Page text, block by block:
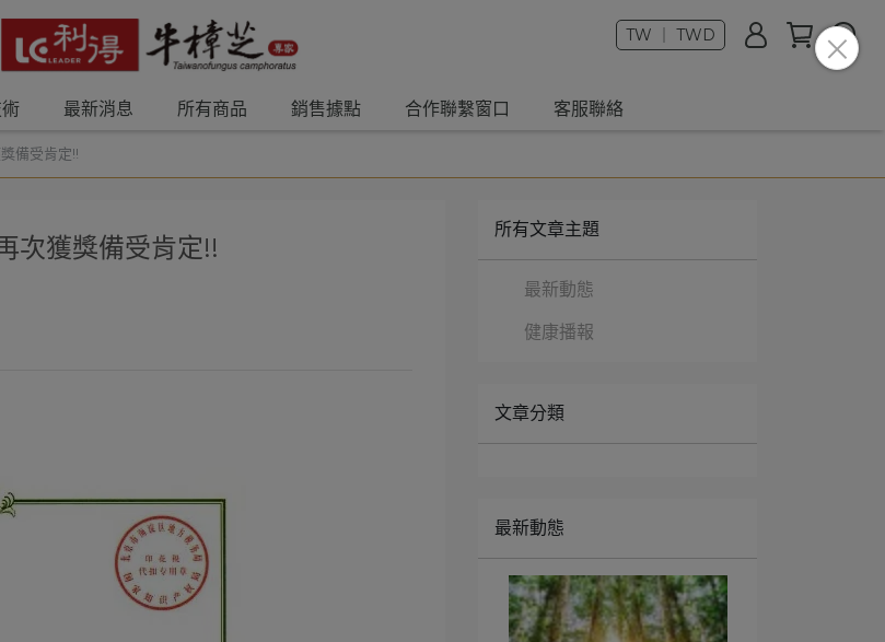
TW ｜ TWD
最新消息 所有商品 銷售據點 合作聯繫窗口 客服聯絡
備受肯定!!
次獲獎備受肯定!!
所有文章主題
最新動態
健康播報
文章分類
最新動態